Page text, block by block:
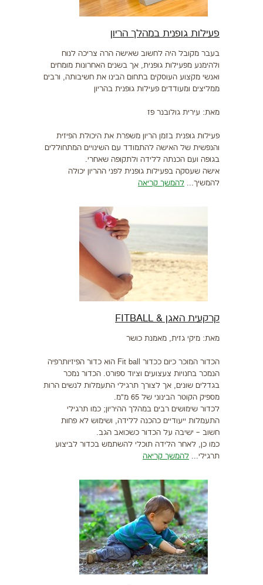
פעילות גופנית במהלך הריון
בעבר מקובל היה לחשוב שאישה הרה צריכה לנוח
ולהימנע מפעילות גופנית, אך בשנים האחרונות מומחים
ואנשי מקצוע העוסקים בתחום הבינו את חשיבותה, ורבים
ממליצים ומעודדים פעילות גופנית בהריון
מאת: עירית גולובנר פז
פעילות גופנית בזמן הריון משפרת את היכולת הפיזית
והנפשית של האישה להתמודד עם השינויים המתחוללים
בגופה ועם הכנתה ללידה ולתקופה שאחרי.
אישה שעסקה בפעילות גופנית לפני ההריון יכולה
להמשיך... להמשך קריאה
קרקעית האגן & FITBALL
מאת: מיקי גזית, מאמנת כושר
הכדור המוכר כיום ככדור Fit ball הוא כדור הפיזיותרפיה
הנמכר בחנויות צעצועים וציוד ספורט. הכדור נמכר
בגדלים שונים, אך לצורך תרגילי התעמלות לנשים הרות
מספיק הקוטר הבינוני של 65 מ"מ.
לכדור שימושים רבים במהלך ההיריון; כמו תרגילי
התעמלות ייעודיים כהכנה ללידה, ושימוש לא פחות
חשוב – ישיבה על הכדור כשכואב הגב.
כמו כן, לאחר הלידה תוכלי להשתמש בכדור לביצוע
תרגילי... להמשך קריאה